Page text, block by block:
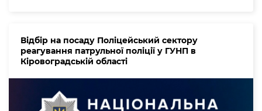
Відбір на посаду Поліцейський сектору
реагування патрульної поліції у ГУНП в
Кіровоградській області